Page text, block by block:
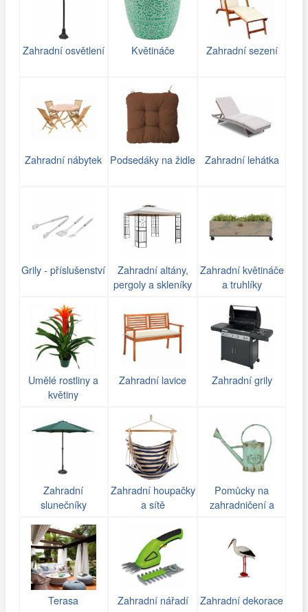
Zahradní osvětlení Květináče Zahradní sezení
Zahradní nábytek Podsedáky na židle Zahradní lehátka
Grily - příslušenství
Zahradní altány,
pergoly a skleníky
Zahradní květináče
a truhlíky
Umělé rostliny a
květiny
Zahradní lavice Zahradní grily
Zahradní
slunečníky
Zahradní houpačky
a sítě
Pomůcky na
zahradničení a
Terasa Zahradní nářadí Zahradní dekorace